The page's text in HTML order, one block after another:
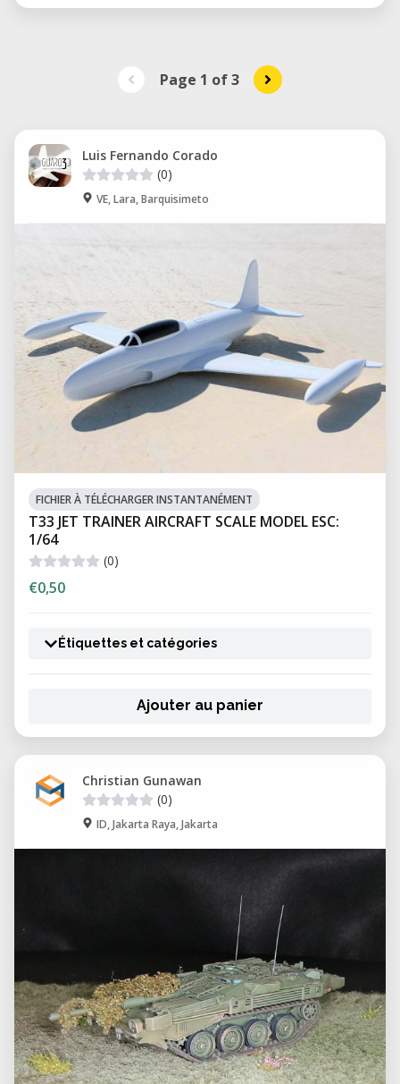
Page 1 of3
Luis Fernando Corado
(0)
VE, Lara, Barquisimeto
FICHIER À TÉLÉCHARGER INSTANTANÉMENT
T33 JET TRAINER AIRCRAFT SCALE MODEL ESC:
1/64
(0)
€0,50
Étiquettes et catégories
Ajouter au panier
Christian Gunawan
(0)
ID, Jakarta Raya, Jakarta